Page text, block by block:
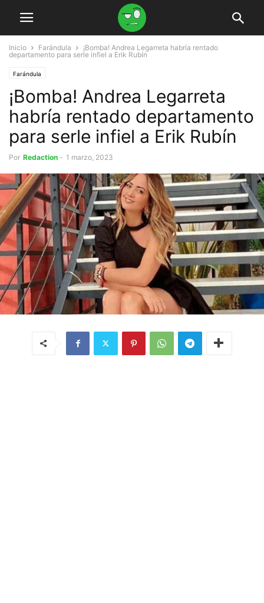
Inicio Farándula
¡Bomba! Andrea Legarreta habría rentado
departamento para serle infiel a Erik Rubín
Farándula
¡Bomba! Andrea Legarreta
habría rentado departamento
para serle infiel a Erik Rubín
Por Redaction - 1 marzo, 2023